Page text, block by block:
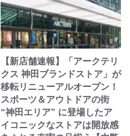
【新店舗速報】「アークテリ
クス 神田ブランドストア」が
移転リニューアルオープン！
スポーツ＆アウトドアの街
“神田エリア” に登場したア
イコニックなストアは開放感